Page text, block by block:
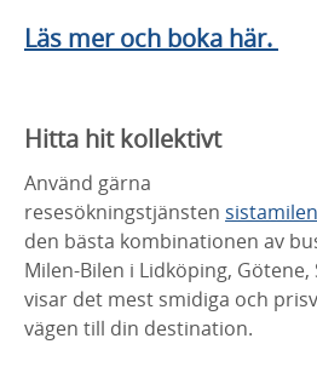
Läs mer och boka här.
Hitta hit kollektivt
Använd gärna
resesökningstjänsten
den bästa kombinationen av
Milen-Bilen i Lidköping, Götene,
visar det mest smidiga och
vägen till din destination.